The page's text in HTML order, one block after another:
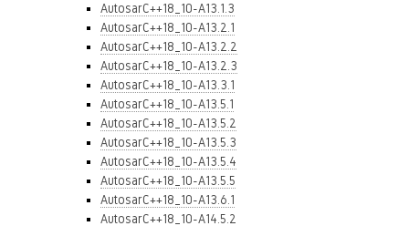
AutosarC++18_10-A13.1.3
AutosarC++18_10-A13.2.1
AutosarC++18_10-A13.2.2
AutosarC++18_10-A13.2.3
AutosarC++18_10-A13.3.1
AutosarC++18_10-A13.5.1
AutosarC++18_10-A13.5.2
AutosarC++18_10-A13.5.3
AutosarC++18_10-A13.5.4
AutosarC++18_10-A13.5.5
AutosarC++18_10-A13.6.1
AutosarC++18_10-A14.5.2